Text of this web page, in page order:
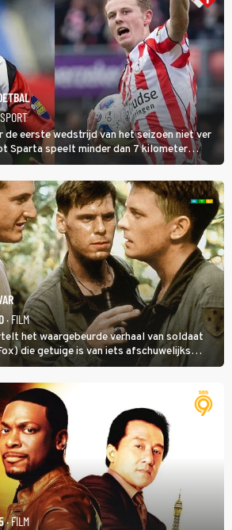
eerste wedstrijd van het seizoen niet ver
Sparta speelt minder dan 7 kilometer
de Spaanse spits Nacho Ferri aan van
· FILM
het waargebeurde verhaal van soldaat
die getuige is van iets afschuwelijks
Hij besluit uit de school te klappen.
· FILM